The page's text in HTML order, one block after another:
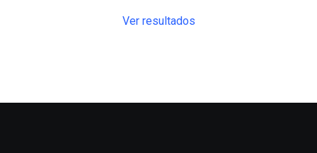
Ver resultados